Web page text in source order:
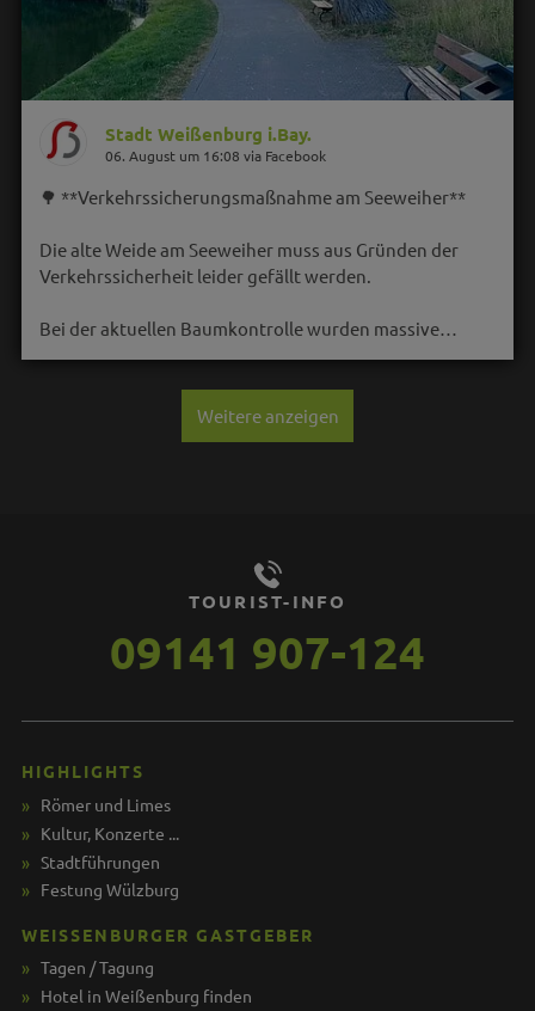
Stadt Weißenburg i.Bay.
06. August um 16:08 via Facebook
🌳 **Verkehrssicherungsmaßnahme am Seeweiher**
Die alte Weide am Seeweiher muss aus Gründen der
Verkehrssicherheit leider gefällt werden.
Bei der aktuellen Baumkontrolle wurden massive…
Weitere anzeigen
TOURIST-INFO
09141 907-124
HIGHLIGHTS
Römer und Limes
Kultur, Konzerte ...
Stadtführungen
Festung Wülzburg
WEISSENBURGER GASTGEBER
Tagen / Tagung
Hotel in Weißenburg finden